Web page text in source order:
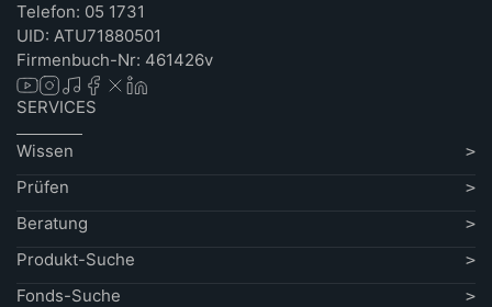
Telefon: 05 1731
UID: ATU71880501
Firmenbuch-Nr: 461426v
SERVICES
Wissen
Prüfen
Beratung
Produkt-Suche
Fonds-Suche